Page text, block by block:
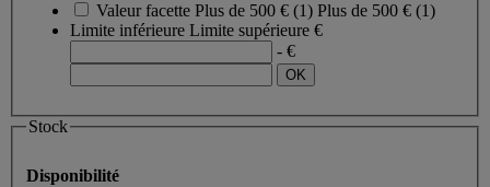
Valeur facette Plus de 500 € (1) Plus de 500 € (1)
Limite inférieure Limite supérieure €
- €
Stock
Disponibilité